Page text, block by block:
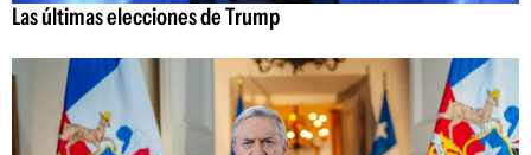
Las últimas elecciones de Trump